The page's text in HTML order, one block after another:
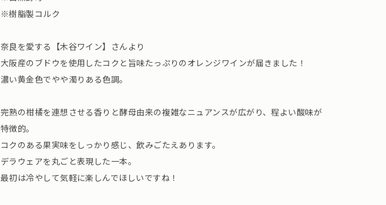
※樹脂製コルク
奈良を愛する【木谷ワイン】さんより
大阪産のブドウを使用したコクと旨味たっぷりのオレンジワインが届きました！
濃い黄金色でやや濁りある色調。
完熟の柑橘を連想させる香りと酵母由来の複雑なニュアンスが広がり、程よい酸味が
特徴的。
コクのある果実味をしっかり感じ、飲みごたえあります。
デラウェアを丸ごと表現した一本。
最初は冷やして気軽に楽しんでほしいですね！